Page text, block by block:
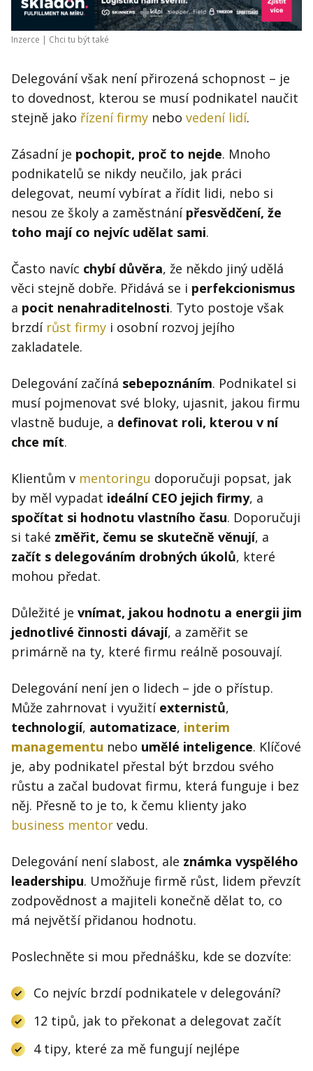
Inzerce | Chci tu být také
Delegování však není přirozená schopnost – je
to dovednost, kterou se musí podnikatel naučit
stejně jako řízení firmy nebo vedení lidí.
Zásadní je pochopit, proč to nejde. Mnoho
podnikatelů se nikdy neučilo, jak práci
delegovat, neumí vybírat a řídit lidi, nebo si
nesou ze školy a zaměstnání přesvědčení, že
toho mají co nejvíc udělat sami.
Často navíc chybí důvěra, že někdo jiný udělá
věci stejně dobře. Přidává se i perfekcionismus
a pocit nenahraditelnosti. Tyto postoje však
brzdí růst firmy i osobní rozvoj jejího
zakladatele.
Delegování začíná sebepoznáním. Podnikatel si
musí pojmenovat své bloky, ujasnit, jakou firmu
vlastně buduje, a definovat roli, kterou v ní
chce mít.
Klientům v mentoringu doporučuji popsat, jak
by měl vypadat ideální CEO jejich firmy, a
spočítat si hodnotu vlastního času. Doporučuji
si také změřit, čemu se skutečně věnují, a
začít s delegováním drobných úkolů, které
mohou předat.
Důležité je vnímat, jakou hodnotu a energii jim
jednotlivé činnosti dávají, a zaměřit se
primárně na ty, které firmu reálně posouvají.
Delegování není jen o lidech – jde o přístup.
Může zahrnovat i využití externistů,
technologií, automatizace, interim
managementu nebo umělé inteligence. Klíčové
je, aby podnikatel přestal být brzdou svého
růstu a začal budovat firmu, která funguje i bez
něj. Přesně to je to, k čemu klienty jako
business mentor vedu.
Delegování není slabost, ale známka vyspělého
leadershipu. Umožňuje firmě růst, lidem převzít
zodpovědnost a majiteli konečně dělat to, co
má největší přidanou hodnotu.
Poslechněte si mou přednášku, kde se dozvíte:
Co nejvíc brzdí podnikatele v delegování?
12 tipů, jak to překonat a delegovat začít
4 tipy, které za mě fungují nejlépe